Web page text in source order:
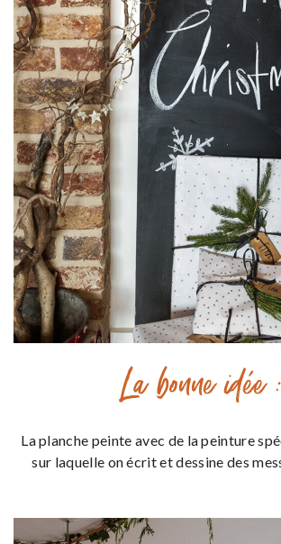
La bonne idée :
La planche peinte avec de la peinture
sur laquelle on écrit et dessine des